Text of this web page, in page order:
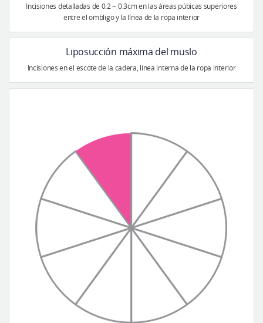
Incisiones detalladas de 0.2 ~ 0.3cm en las áreas púbicas superiores
entre el ombligo y la línea de la ropa interior
Liposucción máxima del muslo
Incisiones en el escote de la cadera, línea interna de la ropa interior